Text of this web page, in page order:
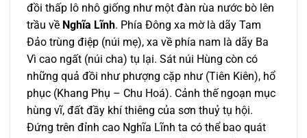
đồi thấp lô nhô giống như một đàn rùa nước bò lên
trầu về Nghĩa Lĩnh. Phía Đông xa mờ là dãy Tam
Đảo trùng điệp (núi mẹ), xa về phía nam là dãy Ba
Vì cao ngất (núi cha) tụ lại. Sát núi Hùng còn có
những quả đồi như phượng cặp như (Tiên Kiên), hổ
phục (Khang Phụ – Chu Hoá). Cảnh thế ngoạn mục
hùng vĩ, đất đầy khí thiêng của sơn thuỷ tụ hội.
Đứng trên đỉnh cao Nghĩa Lĩnh ta có thể bao quát